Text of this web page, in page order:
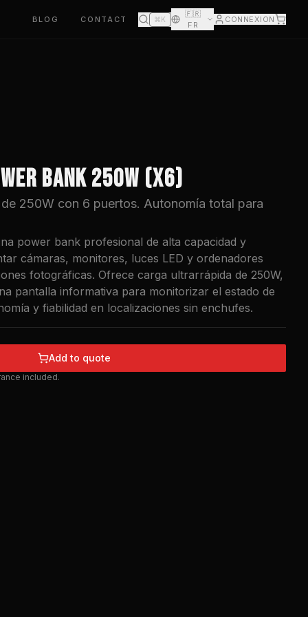
BLOG CONTACT ⌘K
🇫🇷
FR
CONNEXION
BANK 250W (X6)
250W con 6 puertos. Autonomía total para
power bank profesional de alta capacidad y
cámaras, monitores, luces LED y ordenadores
fotográficas. Ofrece carga ultrarrápida de 250W,
pantalla informativa para monitorizar el estado de
y fiabilidad en localizaciones sin enchufes.
Add to quote
included.